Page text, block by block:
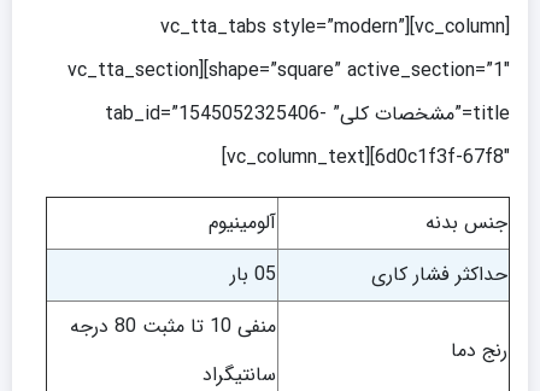
[vc_column][vc_tta_tabs style=”modern”
shape=”square” active_section=”1″][vc_tta_section
title=”مشخصات کلی” tab_id=”1545052325406-
6d0c1f3f-67f8″][vc_column_text]
جنس بدنه
آلومینیوم
حداکثر فشار کاری
05 بار
رنج دما
منفی 10 تا مثبت 80 درجه
سانتیگراد